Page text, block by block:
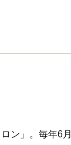
ン」。毎年6